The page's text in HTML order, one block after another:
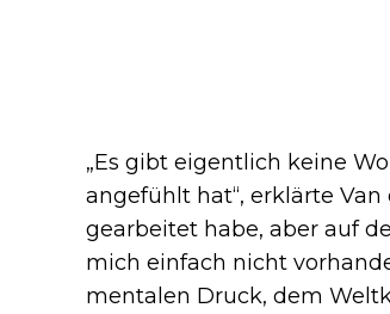
„Es gibt eigentlich keine
angefühlt hat“, erklärte
gearbeitet habe, aber auf
mich einfach nicht
mentalen Druck, dem